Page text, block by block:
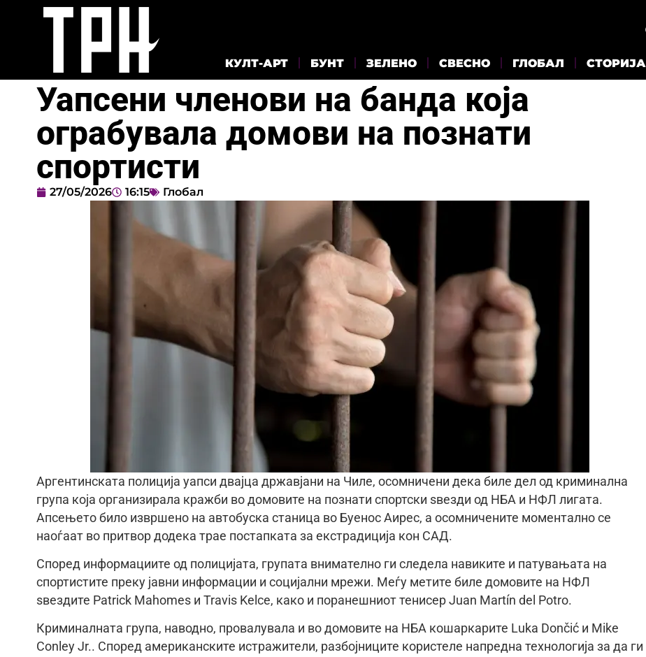
КУЛТ-АРТ БУНТ ЗЕЛЕНО СВЕСНО ГЛОБАЛ СТОРИЈА
Уапсени членови на банда која
ограбувала домови на познати
спортисти
27/05/2026 16:15 Глобал
Аргентинската полиција уапси двајца државјани на Чиле, осомничени дека биле дел од криминална
група која организирала кражби во домовите на познати спортски ѕвезди од НБА и НФЛ лигата.
Апсењето било извршено на автобуска станица во Буенос Аирес, а осомничените моментално се
наоѓаат во притвор додека трае постапката за екстрадиција кон САД.
Според информациите од полицијата, групата внимателно ги следела навиките и патувањата на
спортистите преку јавни информации и социјални мрежи. Меѓу метите биле домовите на НФЛ
ѕвездите Patrick Mahomes и Travis Kelce, како и поранешниот тенисер Juan Martín del Potro.
Криминалната група, наводно, провалувала и во домовите на НБА кошаркарите Luka Dončić и Mike
Conley Jr.. Според американските истражители, разбојниците користеле напредна технологија за да ги